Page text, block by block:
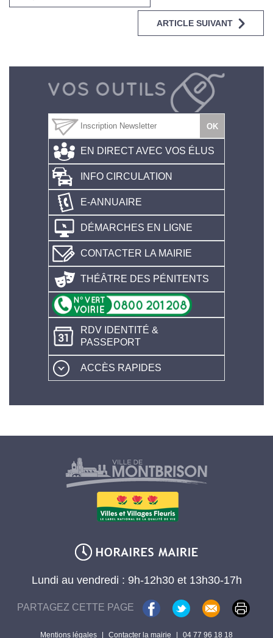
ARTICLE SUIVANT
EN DIRECT AVEC VOS ÉLUS
INFO CIRCULATION
E-ANNUAIRE
DÉMARCHES EN LIGNE
CONTACTER LA MAIRIE
THÉÂTRE DES PÉNITENTS
RDV IDENTITÉ &
PASSEPORT
ACCÈS RAPIDES
Lundi au vendredi : 9h-12h30 et 13h30-17h
PARTAGEZ CETTE PAGE
Mentions légales | Contacter la mairie | 04 77 96 18 18